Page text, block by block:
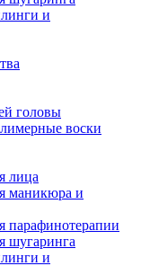
и
головы
воски
лица
маникюра и
парафинотерапии
шугаринга
и